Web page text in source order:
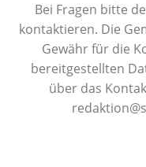
Bei Fragen bitte
kontaktieren. Die
Gewähr für die
bereitgestellten
über das